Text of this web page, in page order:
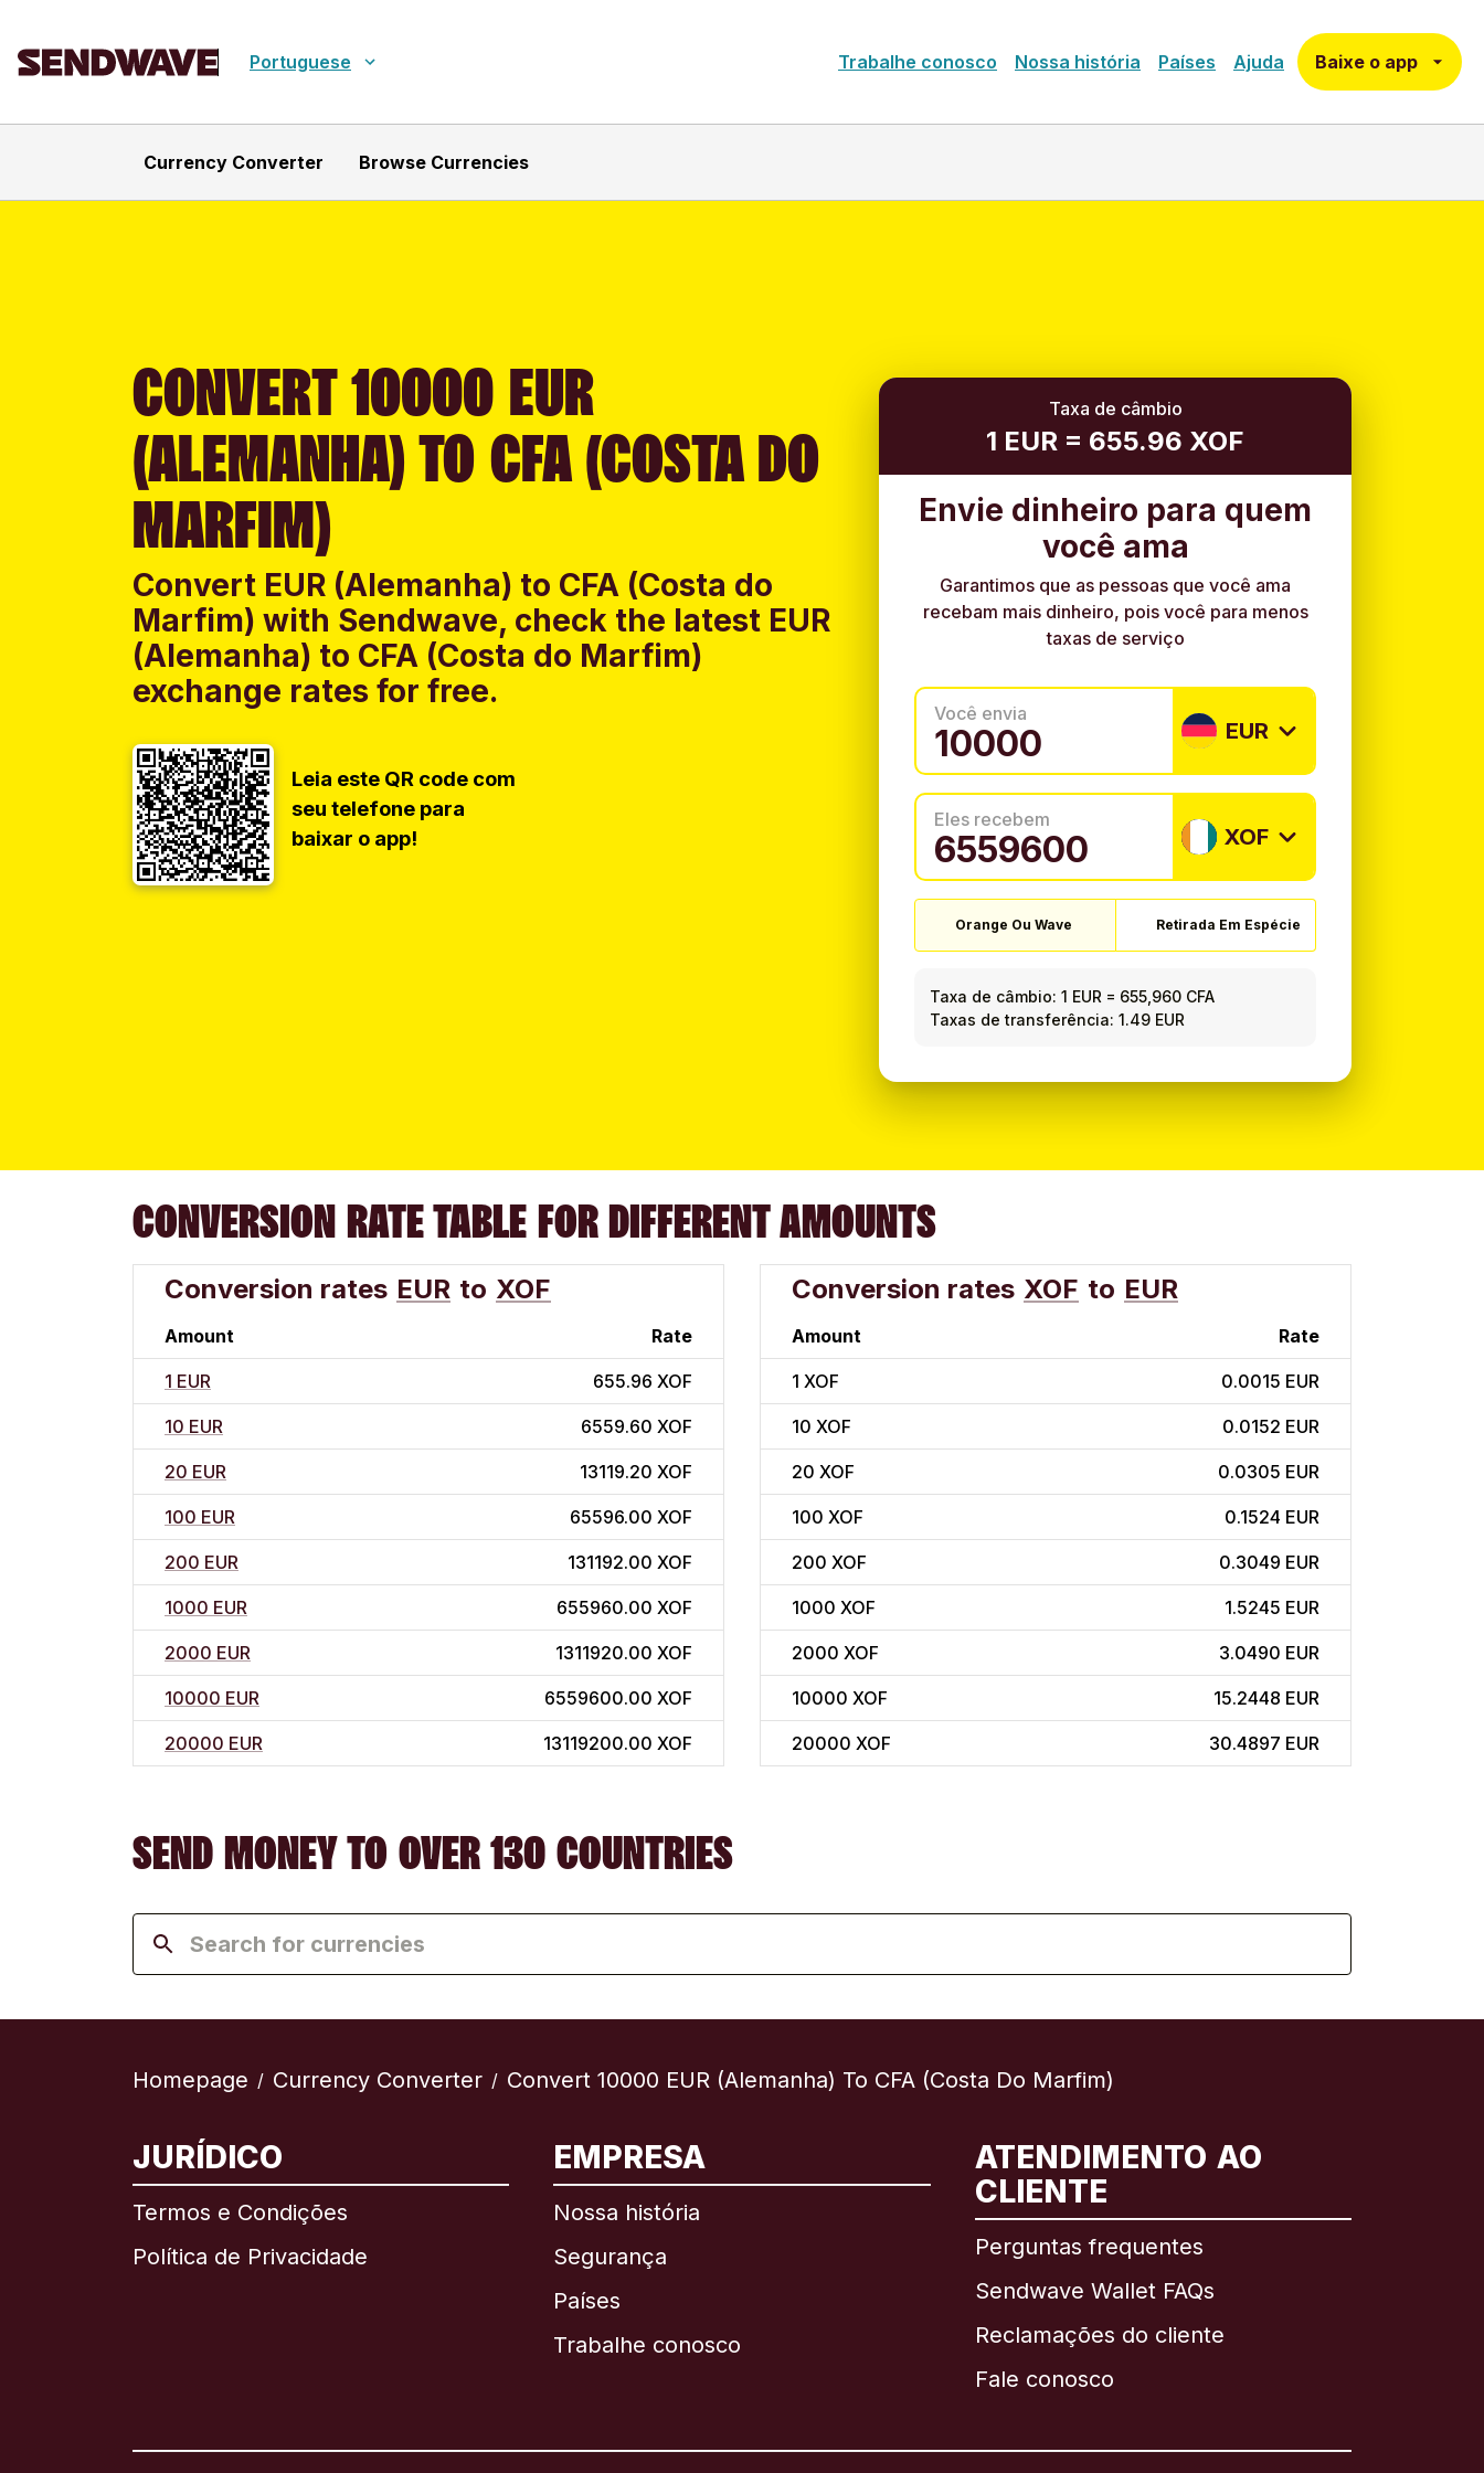
Portuguese Trabalhe conosco Nossa história Países Ajuda Baixe o app
Currency Converter Browse Currencies
CONVERT 10000 EUR
(ALEMANHA) TO CFA (COSTA DO
MARFIM)
Convert EUR (Alemanha) to CFA (Costa do
Marfim) with Sendwave, check the latest EUR
(Alemanha) to CFA (Costa do Marfim)
exchange rates for free.
Leia este QR code com
seu telefone para
baixar o app!
Taxa de câmbio
1 EUR = 655.96 XOF
Envie dinheiro para quem
você ama
Garantimos que as pessoas que você ama
recebam mais dinheiro, pois você para menos
taxas de serviço
Você envia
EUR
Eles recebem
XOF
Orange Ou Wave Retirada Em Espécie
Taxa de câmbio: 1 EUR = 655,960 CFA
Taxas de transferência: 1.49 EUR
CONVERSION RATE TABLE FOR DIFFERENT AMOUNTS
Conversion rates EUR to XOF
Amount Rate
1 EUR 655.96 XOF
10 EUR 6559.60 XOF
20 EUR 13119.20 XOF
100 EUR 65596.00 XOF
200 EUR 131192.00 XOF
1000 EUR 655960.00 XOF
2000 EUR 1311920.00 XOF
10000 EUR 6559600.00 XOF
20000 EUR 13119200.00 XOF
Conversion rates XOF to EUR
Amount Rate
1 XOF 0.0015 EUR
10 XOF 0.0152 EUR
20 XOF 0.0305 EUR
100 XOF 0.1524 EUR
200 XOF 0.3049 EUR
1000 XOF 1.5245 EUR
2000 XOF 3.0490 EUR
10000 XOF 15.2448 EUR
20000 XOF 30.4897 EUR
SEND MONEY TO OVER 130 COUNTRIES
Homepage / Currency Converter / Convert 10000 EUR (Alemanha) To CFA (Costa Do Marfim)
JURÍDICO
Termos e Condições
Política de Privacidade
EMPRESA
Nossa história
Segurança
Países
Trabalhe conosco
ATENDIMENTO AO
CLIENTE
Perguntas frequentes
Sendwave Wallet FAQs
Reclamações do cliente
Fale conosco
Internacional English